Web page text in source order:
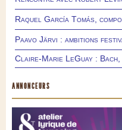
Raquel García Tomás,
Paavo Järvi : ambitions
Claire-Marie LeGuay :
ANNONCEURS